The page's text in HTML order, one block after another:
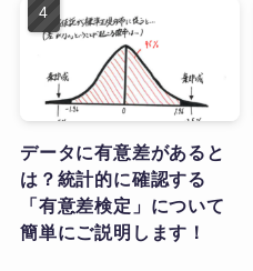
データに有意差があると
は？統計的に確認する
「有意差検定」について
簡単にご説明します！